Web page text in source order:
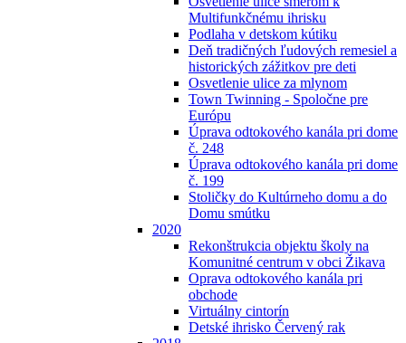
Multifunkčnému ihrisku
Podlaha v detskom kútiku
Deň tradičných ľudových remesiel a
historických zážitkov pre deti
Osvetlenie ulice za mlynom
Town Twinning - Spoločne pre
Európu
Úprava odtokového kanála pri dome
č. 248
Úprava odtokového kanála pri dome
č. 199
Stoličky do Kultúrneho domu a do
Domu smútku
2020
Rekonštrukcia objektu školy na
Komunitné centrum v obci Žikava
Oprava odtokového kanála pri
obchode
Virtuálny cintorín
Detské ihrisko Červený rak